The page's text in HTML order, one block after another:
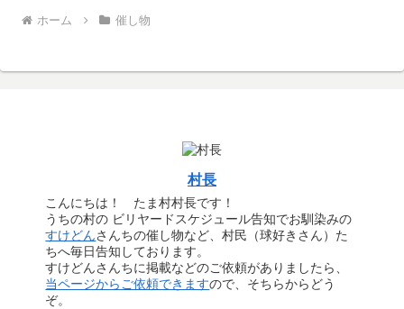
ホーム 催し物
村長
こんにちは！ たま村村長です！
うちの村の ビリヤードスケジュール告知でお馴染みの
すけどんさんちの催し物など、村民（球好きさん）た
ちへ毎日告知しております。
すけどんさんちに掲載などのご依頼がありましたら、
当ページからご依頼できますので、そちらからどう
ぞ。